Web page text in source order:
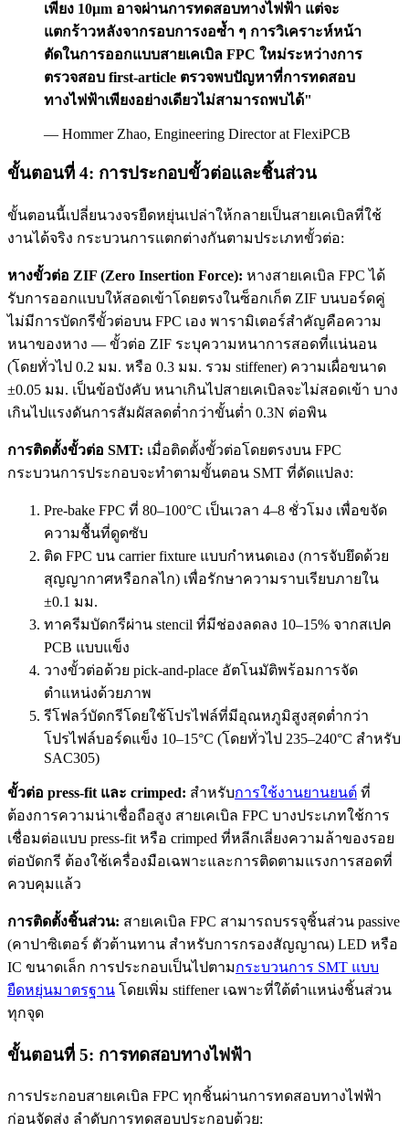
เพียง 10μm อาจผ่านการทดสอบทางไฟฟ้า แต่จะ
แตกร้าวหลังจากรอบการงอซ้ำ ๆ การวิเคราะห์หน้า
ตัดในการออกแบบสายเคเบิล FPC ใหม่ระหว่างการ
ตรวจสอบ first-article ตรวจพบปัญหาที่การทดสอบ
ทางไฟฟ้าเพียงอย่างเดียวไม่สามารถพบได้"
— Hommer Zhao, Engineering Director at FlexiPCB
ขั้นตอนที่ 4: การประกอบขั้วต่อและชิ้นส่วน
ขั้นตอนนี้เปลี่ยนวงจรยืดหยุ่นเปล่าให้กลายเป็นสายเคเบิลที่ใช้
งานได้จริง กระบวนการแตกต่างกันตามประเภทขั้วต่อ:
หางขั้วต่อ ZIF (Zero Insertion Force): หางสายเคเบิล FPC ได้
รับการออกแบบให้สอดเข้าโดยตรงในซ็อกเก็ต ZIF บนบอร์ดคู่
ไม่มีการบัดกรีขั้วต่อบน FPC เอง พารามิเตอร์สำคัญคือความ
หนาของหาง — ขั้วต่อ ZIF ระบุความหนาการสอดที่แน่นอน
(โดยทั่วไป 0.2 มม. หรือ 0.3 มม. รวม stiffener) ความเผื่อขนาด
±0.05 มม. เป็นข้อบังคับ หนาเกินไปสายเคเบิลจะไม่สอดเข้า บาง
เกินไปแรงดันการสัมผัสลดต่ำกว่าขั้นต่ำ 0.3N ต่อพิน
การติดตั้งขั้วต่อ SMT: เมื่อติดตั้งขั้วต่อโดยตรงบน FPC
กระบวนการประกอบจะทำตามขั้นตอน SMT ที่ดัดแปลง:
Pre-bake FPC ที่ 80–100°C เป็นเวลา 4–8 ชั่วโมง เพื่อขจัด
ความชื้นที่ดูดซับ
ติด FPC บน carrier fixture แบบกำหนดเอง (การจับยึดด้วย
สุญญากาศหรือกลไก) เพื่อรักษาความราบเรียบภายใน
±0.1 มม.
ทาครีมบัดกรีผ่าน stencil ที่มีช่องลดลง 10–15% จากสเปค
PCB แบบแข็ง
วางขั้วต่อด้วย pick-and-place อัตโนมัติพร้อมการจัด
ตำแหน่งด้วยภาพ
รีโฟลว์บัดกรีโดยใช้โปรไฟล์ที่มีอุณหภูมิสูงสุดต่ำกว่า
โปรไฟล์บอร์ดแข็ง 10–15°C (โดยทั่วไป 235–240°C สำหรับ
SAC305)
ขั้วต่อ press-fit และ crimped: สำหรับการใช้งานยานยนต์ ที่
ต้องการความน่าเชื่อถือสูง สายเคเบิล FPC บางประเภทใช้การ
เชื่อมต่อแบบ press-fit หรือ crimped ที่หลีกเลี่ยงความล้าของรอย
ต่อบัดกรี ต้องใช้เครื่องมือเฉพาะและการติดตามแรงการสอดที่
ควบคุมแล้ว
การติดตั้งชิ้นส่วน: สายเคเบิล FPC สามารถบรรจุชิ้นส่วน passive
(คาปาซิเตอร์ ตัวต้านทาน สำหรับการกรองสัญญาณ) LED หรือ
IC ขนาดเล็ก การประกอบเป็นไปตามกระบวนการ SMT แบบ
ยืดหยุ่นมาตรฐาน โดยเพิ่ม stiffener เฉพาะที่ใต้ตำแหน่งชิ้นส่วน
ทุกจุด
ขั้นตอนที่ 5: การทดสอบทางไฟฟ้า
การประกอบสายเคเบิล FPC ทุกชิ้นผ่านการทดสอบทางไฟฟ้า
ก่อนจัดส่ง ลำดับการทดสอบประกอบด้วย: